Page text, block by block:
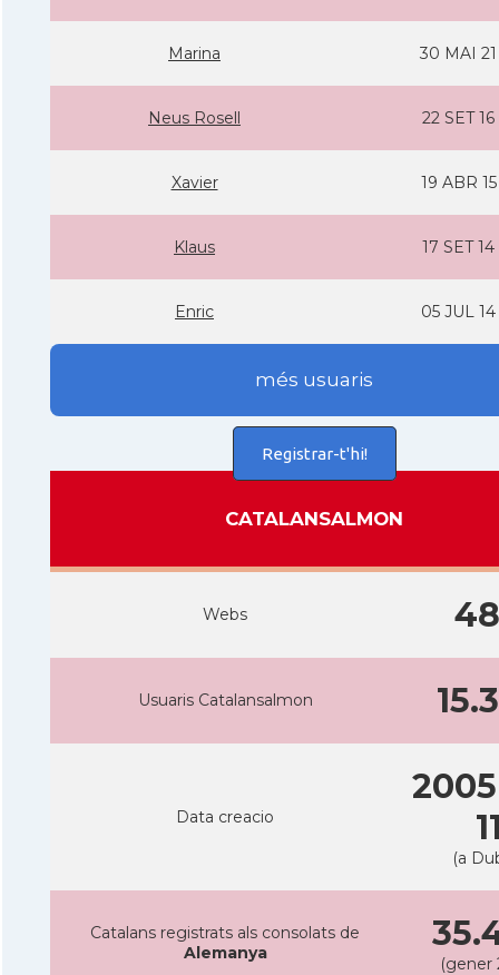
Marina 30 MAI 21
Neus Rosell 22 SET 16
Xavier 19 ABR 15
Klaus 17 SET 14
Enric 05 JUL 14
més usuaris
Registrar-t'hi!
CATALANSALMON
Webs
Usuaris Catalansalmon
Data creacio
(a
Catalans registrats als consolats de
Alemanya
(gener